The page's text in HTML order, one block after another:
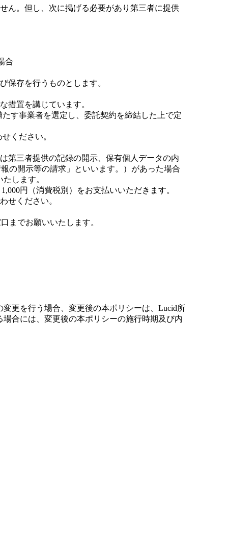
ん。但し、次に掲げる必要があり第三者に提供
合
保存を行うものとします。
措置を講じています。
す事業者を選定し、委託契約を締結した上で定
ください。
第三者提供の記録の開示、保有個人データの内
の開示等の請求」といいます。）があった場合
します。
円（消費税別）をお支払いいただきます。
せください。
までお願いいたします。
更を行う場合、変更後の本ポリシーは、Lucid所
合には、変更後の本ポリシーの施行時期及び内